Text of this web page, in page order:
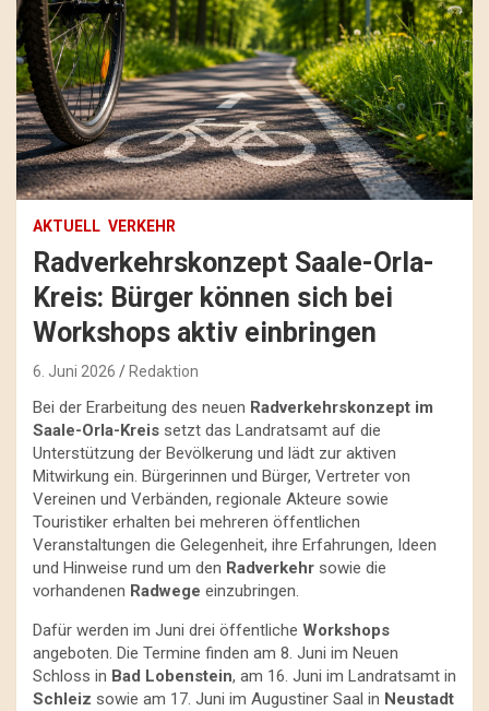
AKTUELL VERKEHR
Radverkehrskonzept Saale-Orla-
Kreis: Bürger können sich bei
Workshops aktiv einbringen
6. Juni 2026 Redaktion
Bei der Erarbeitung des neuen Radverkehrskonzept im
Saale-Orla-Kreis setzt das Landratsamt auf die
Unterstützung der Bevölkerung und lädt zur aktiven
Mitwirkung ein. Bürgerinnen und Bürger, Vertreter von
Vereinen und Verbänden, regionale Akteure sowie
Touristiker erhalten bei mehreren öffentlichen
Veranstaltungen die Gelegenheit, ihre Erfahrungen, Ideen
und Hinweise rund um den Radverkehr sowie die
vorhandenen Radwege einzubringen.
Dafür werden im Juni drei öffentliche Workshops
angeboten. Die Termine finden am 8. Juni im Neuen
Schloss in Bad Lobenstein, am 16. Juni im Landratsamt in
Schleiz sowie am 17. Juni im Augustiner Saal in Neustadt